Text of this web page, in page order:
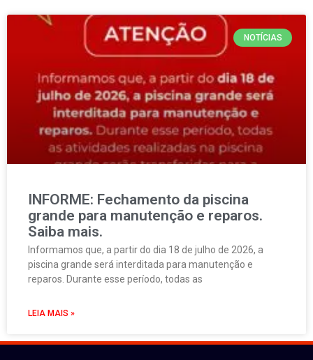
NOTÍCIAS
INFORME: Fechamento da piscina
grande para manutenção e reparos.
Saiba mais.
Informamos que, a partir do dia 18 de julho de 2026, a
piscina grande será interditada para manutenção e
reparos. Durante esse período, todas as
LEIA MAIS »